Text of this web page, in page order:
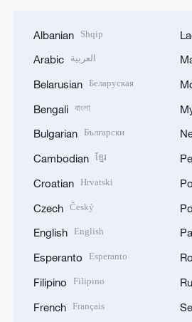
Albanian Shqip
Arabic العربية
Belarusian Беларуская
Bengali বাংলা
Bulgarian Български
Cambodian ខ្មែរ
Croatian Hrvatski
Czech Český
English English
Esperanto Esperanto
Filipino Filipino
French Français